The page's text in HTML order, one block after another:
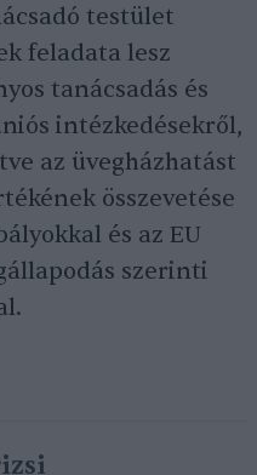
testület
feladata lesz
tanácsadás és
intézkedésekről,
az üvegházhatást
összevetése
és az EU
szerinti